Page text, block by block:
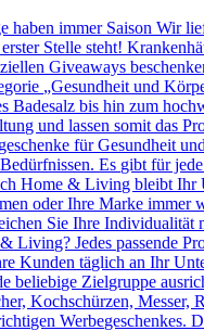
immer Saison Wir
Stelle steht!
Giveaways
„Gesundheit und
Badesalz bis hin zum
und lassen somit das
für Gesundheit
Es gibt für
Home & Living bleibt
oder Ihre Marke
Sie Ihre Individualität
Jedes passende
Kunden täglich an Ihr
Zielgruppe
Kochschürzen,